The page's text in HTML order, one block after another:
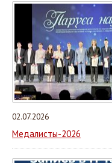
02.07.2026
Медалисты-2026